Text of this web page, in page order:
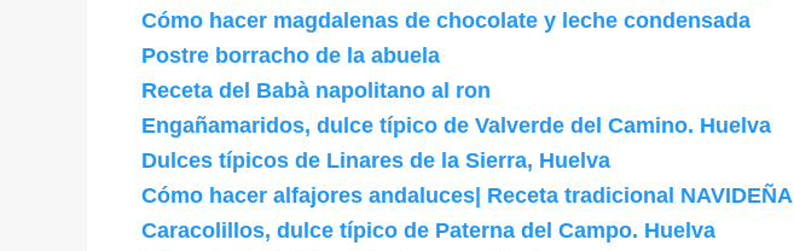
Cómo hacer magdalenas de chocolate y leche condensada
Postre borracho de la abuela
Receta del Babà napolitano al ron
Engañamaridos, dulce típico de Valverde del Camino. Huelva
Dulces típicos de Linares de la Sierra, Huelva
Cómo hacer alfajores andaluces| Receta tradicional NAVIDEÑA
Caracolillos, dulce típico de Paterna del Campo. Huelva